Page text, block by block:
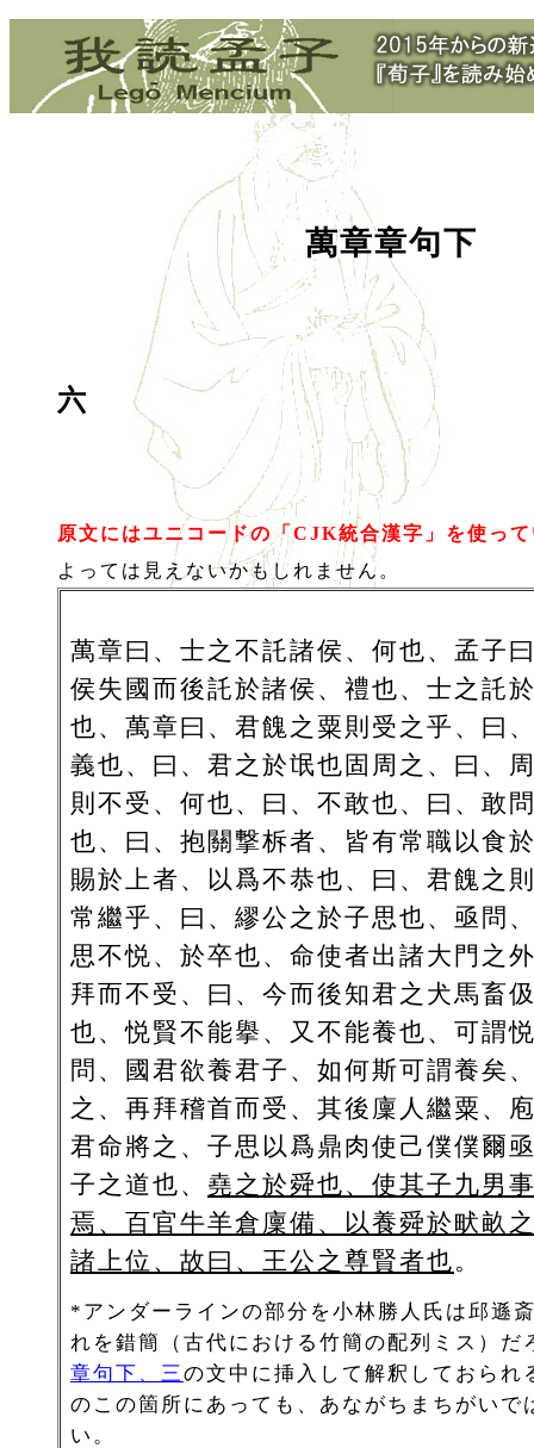
萬章章句下
六
原文にはユニコードの「CJK統合漢字」を使っ
よっては見えないかもしれません。
萬章曰、士之不託諸侯、何也、孟子
侯失國而後託於諸侯、禮也、士之託
也、萬章曰、君餽之粟則受之乎、曰
義也、曰、君之於氓也固周之、曰、
則不受、何也、曰、不敢也、曰、敢
也、曰、抱關撃柝者、皆有常職以食
賜於上者、以爲不恭也、曰、君餽之
常繼乎、曰、繆公之於子思也、亟問
思不悦、於卒也、命使者出諸大門之
拜而不受、曰、今而後知君之犬馬畜
也、悦賢不能擧、又不能養也、可謂
問、國君欲養君子、如何斯可謂養矣
之、再拜稽首而受、其後廩人繼粟、
君命將之、子思以爲鼎肉使己僕僕爾
子之道也、 堯之於舜也、使其子九男
焉、百官牛羊倉廩備、以養舜於畎畝
諸上位、故曰、王公之尊賢者也。
*アンダーラインの部分を小林勝人氏は邱遜
れを錯簡（古代における竹簡の配列ミス）だ
章句下、三の文中に挿入して解釈しておられ
のこの箇所にあっても、あながちまちがいで
い。